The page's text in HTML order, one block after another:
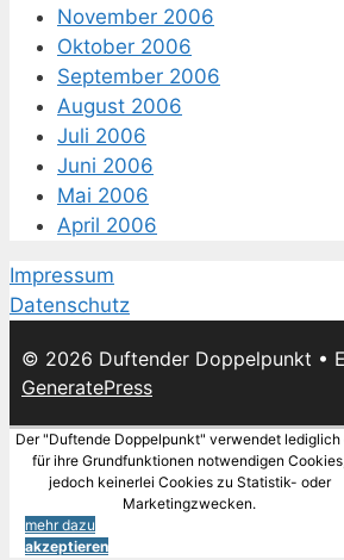
November 2006
Oktober 2006
September 2006
August 2006
Juli 2006
Juni 2006
Mai 2006
April 2006
Impressum
Datenschutz
© 2026 Duftender Doppelpunkt •
GeneratePress
Der "Duftende Doppelpunkt" verwendet lediglich
für ihre Grundfunktionen notwendigen Cookies,
jedoch keinerlei Cookies zu Statistik- oder
Marketingzwecken.
mehr dazu
akzeptieren